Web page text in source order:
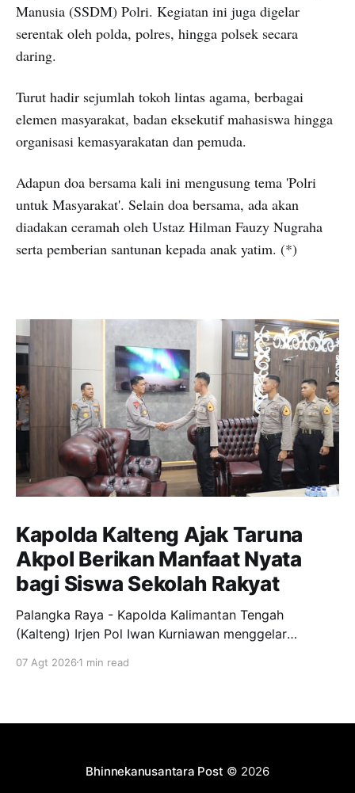
Manusia (SSDM) Polri. Kegiatan ini juga digelar
serentak oleh polda, polres, hingga polsek secara
daring.
Turut hadir sejumlah tokoh lintas agama, berbagai
elemen masyarakat, badan eksekutif mahasiswa hingga
organisasi kemasyarakatan dan pemuda.
Adapun doa bersama kali ini mengusung tema 'Polri
untuk Masyarakat'. Selain doa bersama, ada akan
diadakan ceramah oleh Ustaz Hilman Fauzy Nugraha
serta pemberian santunan kepada anak yatim. (*)
Kapolda Kalteng Ajak Taruna
Akpol Berikan Manfaat Nyata
bagi Siswa Sekolah Rakyat
Palangka Raya - Kapolda Kalimantan Tengah
(Kalteng) Irjen Pol Iwan Kurniawan menggelar
tingkat IV bertempat di ruang kerjanya, Jumat
anak-anak di Sekolah Rakyat. Dalam kesempatannya,
07 Agt 2026 1 min read
Bhinnekanusantara Post © 2026